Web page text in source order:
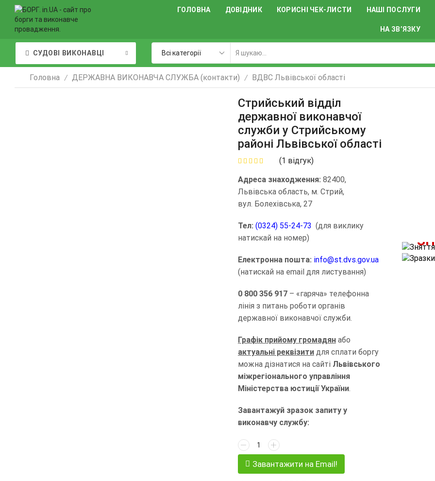
ГОЛОВНА ДОВІДНИК КОРИСНІ ЧЕК-ЛИСТИ НАШІ ПОСЛУГИ
НА ЗВ’ЯЗКУ
СУДОВІ ВИКОНАВЦІ
Головна / ДЕРЖАВНА ВИКОНАВЧА СЛУЖБА (контакти) / ВДВС Львівської області
Стрийський відділ
державної виконавчої
служби у Стрийському
районі Львівської області
(1 відгук)
Адреса знаходження: 82400,
Львівська область, м. Стрий,
вул. Болехівська, 27
Тел: (0324) 55-24-73 (для виклику
натискай на номер)
Електронна пошта: info@st.dvs.gov.ua
(натискай на email для листування)
0 800 356 917– «гаряча» телефонна
лінія з питань роботи органів
державної виконавчої служби.
Графік прийому громадянабо
актуальні реквізитидля сплати боргу
можна дізнатися на сайті Львівського
міжрегіонального управління
Міністерства юстиції України.
Завантажуй зразок запиту у
виконавчу службу:
Завантажити на Email!